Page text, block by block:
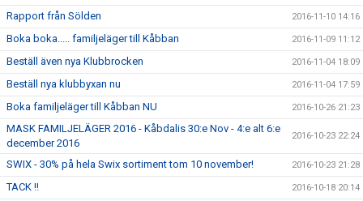
Rapport från Sölden 2016-11-10 14:16
Boka boka..... familjeläger till Kåbban 2016-11-09 11:12
Beställ även nya Klubbrocken 2016-11-04 18:09
Beställ nya klubbyxan nu 2016-11-04 17:59
Boka familjeläger till Kåbban NU 2016-10-26 21:23
MASK FAMILJELÄGER 2016 - Kåbdalis 30:e Nov - 4:e alt 6:e
december 2016
2016-10-23 22:24
SWIX - 30% på hela Swix sortiment tom 10 november! 2016-10-23 21:28
TACK !! 2016-10-18 20:14